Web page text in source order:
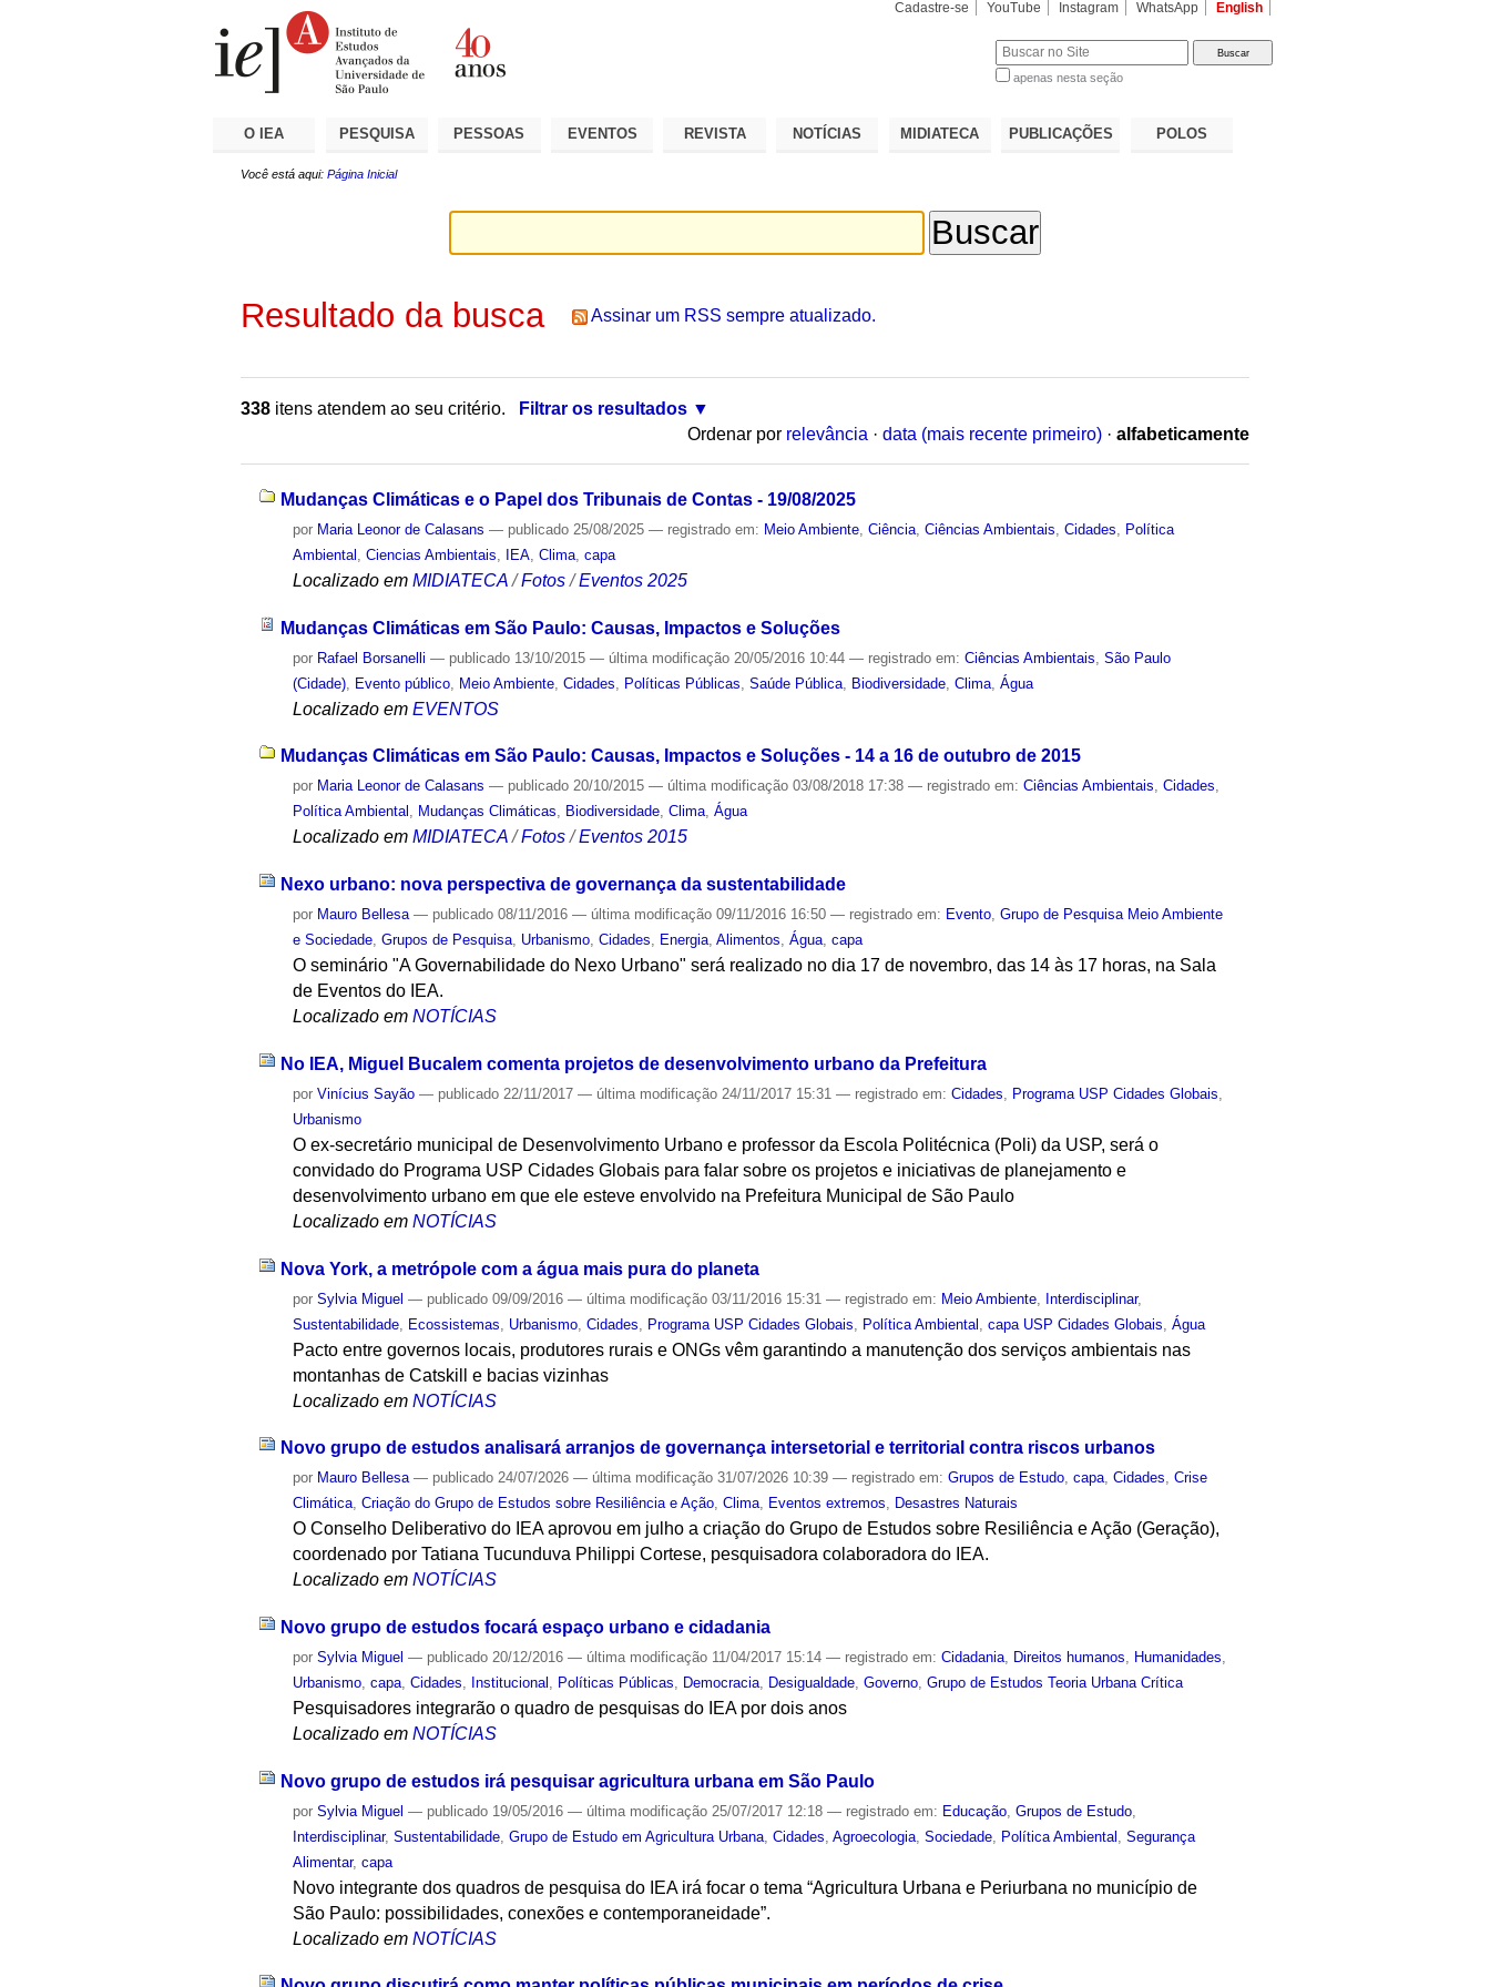
Cadastre-se YouTube Instagram WhatsApp English
apenas nesta seção
O IEA PESQUISA PESSOAS EVENTOS REVISTA NOTÍCIAS MIDIATECA PUBLICAÇÕES POLOS
Você está aqui: Página Inicial
Resultado da busca Assinar um RSS sempre atualizado.
338 itens atendem ao seu critério.
Filtrar os resultados
Ordenar por relevância · data (mais recente primeiro) · alfabeticamente
Mudanças Climáticas e o Papel dos Tribunais de Contas - 19/08/2025
por Maria Leonor de Calasans — publicado 25/08/2025— registrado em: Meio Ambiente ,Ciência ,Ciências Ambientais ,Cidades
Política
Ambiental
,Ciencias Ambientais IEA ,Clima ,capa
Localizado em MIDIATECA /Fotos /Eventos 2025
Mudanças Climáticas em São Paulo: Causas, Impactos e Soluções
por Rafael Borsanelli — publicado 13/10/2015— última modificação 20/05/2016 10:44— registrado em:Ciências Ambientais ,São Paulo
(Cidade) Evento público Meio Ambiente ,Cidades Políticas Públicas ,Saúde Pública Biodiversidade ,Clima ,Água
Localizado em EVENTOS
Mudanças Climáticas em São Paulo: Causas, Impactos e Soluções - 14 a 16 de outubro de 2015
por Maria Leonor de Calasans — publicado 20/10/2015— última modificação 03/08/2018 17:38— registrado em:Ciências Ambientais,Cidades,
Política Ambiental , Mudanças Climáticas, Biodiversidade,Clima,Água
Localizado em MIDIATECA /Fotos /Eventos 2015
Nexo urbano: nova perspectiva de governança da sustentabilidade
por Mauro Bellesa — publicado 08/11/2016— última modificação 09/11/2016 16:50— registrado em: Evento,Grupo de Pesquisa Meio Ambiente
e Sociedade,Grupos de Pesquisa, Urbanismo,Cidades, Energia,Alimentos,Água,capa
O seminário "A Governabilidade do Nexo Urbano" será realizado no dia 17 de novembro, das 14 às 17 horas, na Sala
de Eventos do IEA.
Localizado em NOTÍCIAS
No IEA, Miguel Bucalem comenta projetos de desenvolvimento urbano da Prefeitura
porVinícius Sayão — publicado 22/11/2017— última modificação 24/11/2017 15:31— registrado em:Cidades Programa USP Cidades Globais
Urbanismo
O ex-secretário municipal de Desenvolvimento Urbano e professor da Escola Politécnica (Poli) da USP, será o
convidado do Programa USP Cidades Globais para falar sobre os projetos e iniciativas de planejamento e
desenvolvimento urbano em que ele esteve envolvido na Prefeitura Municipal de São Paulo
Localizado em NOTÍCIAS
Nova York, a metrópole com a água mais pura do planeta
porSylvia Miguel — publicado 09/09/2016— última modificação 03/11/2016 15:31— registrado em: Meio Ambiente Interdisciplinar,
Sustentabilidade Ecossistemas Urbanismo ,Cidades Programa USP Cidades Globais Política Ambiental ,capa USP Cidades Globais ,Água
Pacto entre governos locais, produtores rurais e ONGs vêm garantindo a manutenção dos serviços ambientais nas
montanhas de Catskill e bacias vizinhas
Localizado em NOTÍCIAS
Novo grupo de estudos analisará arranjos de governança intersetorial e territorial contra riscos urbanos
por Mauro Bellesa — publicado 24/07/2026— última modificação 31/07/2026 10:39— registrado em:Grupos de Estudo,capa,Cidades,Crise
Climática,Criação do Grupo de Estudos sobre Resiliência e Ação,Clima, Eventos extremos, Desastres Naturais
O Conselho Deliberativo do IEA aprovou em julho a criação do Grupo de Estudos sobre Resiliência e Ação (Geração),
coordenado por Tatiana Tucunduva Philippi Cortese, pesquisadora colaboradora do IEA.
Localizado em NOTÍCIAS
Novo grupo de estudos focará espaço urbano e cidadania
porSylvia Miguel — publicado 20/12/2016— última modificação 11/04/2017 15:14— registrado em:Cidadania Direitos humanos Humanidades
Urbanismo ,capa ,Cidades Institucional Políticas Públicas Democracia Desigualdade ,Governo ,Grupo de Estudos Teoria Urbana Crítica
Pesquisadores integrarão o quadro de pesquisas do IEA por dois anos
Localizado em NOTÍCIAS
Novo grupo de estudos irá pesquisar agricultura urbana em São Paulo
porSylvia Miguel — publicado 19/05/2016— última modificação 25/07/2017 12:18— registrado em: Educação ,Grupos de Estudo
Interdisciplinar,Sustentabilidade ,Grupo de Estudo em Agricultura Urbana ,Cidades ,Agroecologia ,Sociedade Política Ambiental ,Segurança
Alimentar,capa
Novo integrante dos quadros de pesquisa do IEA irá focar o tema “Agricultura Urbana e Periurbana no município de
São Paulo: possibilidades, conexões e contemporaneidade”.
Localizado em NOTÍCIAS